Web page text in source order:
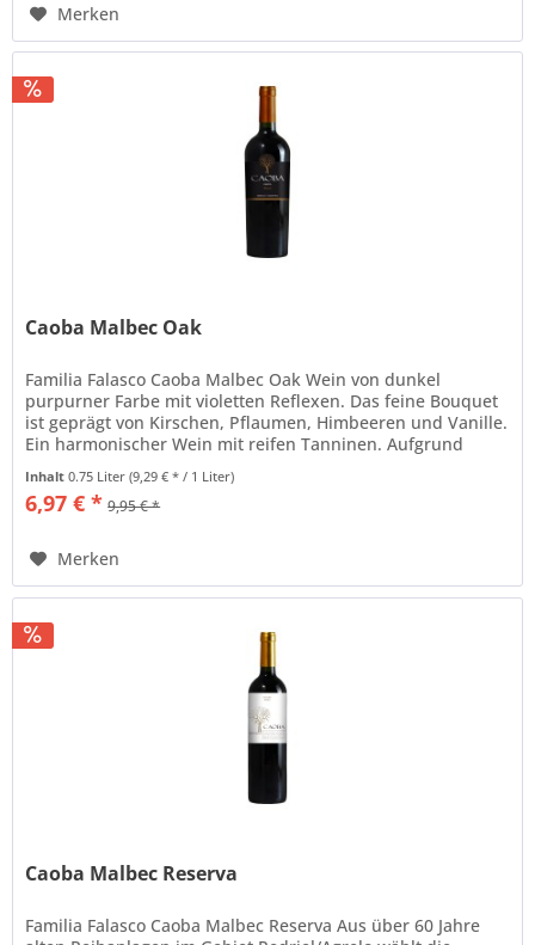
Merken
Caoba Malbec Oak
Familia Falasco Caoba Malbec Oak Wein von dunkel
purpurner Farbe mit violetten Reflexen. Das feine Bouquet
ist geprägt von Kirschen, Pflaumen, Himbeeren und Vanille.
Ein harmonischer Wein mit reifen Tanninen. Aufgrund
eines mindestens...
Inhalt0.75 Liter(9,29 € * / 1 Liter)
6,97 € * 9,95 € *
Merken
Caoba Malbec Reserva
Familia Falasco Caoba Malbec Reserva Aus über 60 Jahre